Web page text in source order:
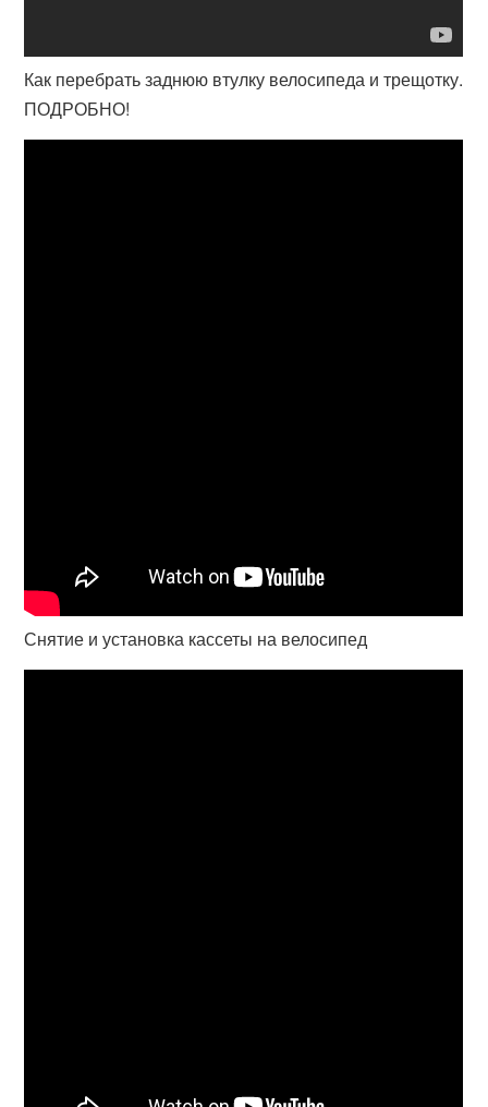
Как перебрать заднюю втулку велосипеда и трещотку.
ПОДРОБНО!
Снятие и установка кассеты на велосипед